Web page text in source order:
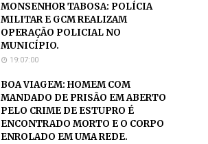
MONSENHOR TABOSA: POLÍCIA
MILITAR E GCM REALIZAM
OPERAÇÃO POLICIAL NO
MUNICÍPIO.
19:07:00
BOA VIAGEM: HOMEM COM
MANDADO DE PRISÃO EM ABERTO
PELO CRIME DE ESTUPRO É
ENCONTRADO MORTO E O CORPO
ENROLADO EM UMA REDE.